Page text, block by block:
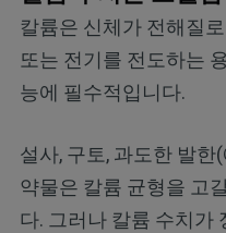
칼륨은 신체가 전해질
또는 전기를 전도하는
능에 필수적입니다.
설사, 구토, 과도한 발한
약물은 칼륨 균형을 고
다. 그러나 칼륨 수치가